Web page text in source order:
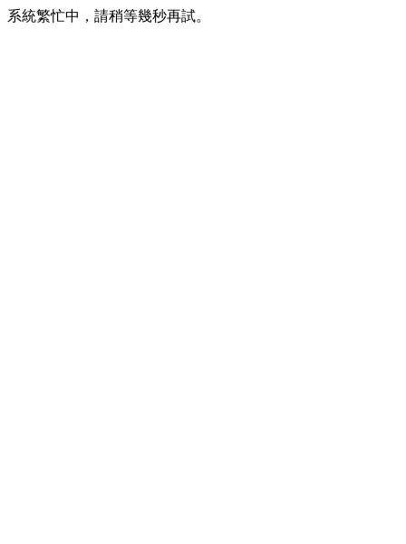
系統繁忙中，請稍等幾秒再試。